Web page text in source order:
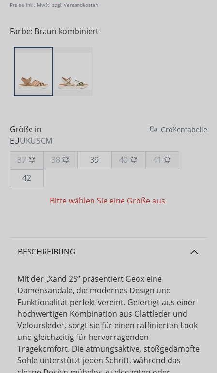
Preise inkl. MwSt. zzgl. Versandkosten
Farbe: Braun kombiniert
Größe in
EUUKUSCM
Größentabelle
37 38 39 40
41
42
Bitte wählen Sie eine Größe aus.
BESCHREIBUNG
Mit der „Xand 2S“ präsentiert Geox eine
Damensandale, die modernes Design und
Funktionalität perfekt vereint. Gefertigt aus einer
hochwertigen Kombination aus Glattleder und
Veloursleder, sorgt sie für einen raffinierten Look
und gleichzeitig für hervorragenden
Tragekomfort. Die atmungsaktive, stoßgedämpfte
Sohle unterstützt jeden Schritt, während das